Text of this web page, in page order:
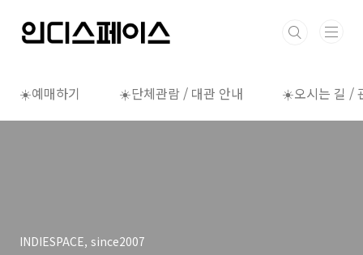
☀️예매하기 ☀️단체관람 / 대관 안내 ☀️오시는 길 /
INDIESPACE, since2007